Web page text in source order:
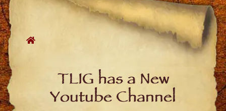
Skip
to
content
TLIG has a New
Youtube Channel